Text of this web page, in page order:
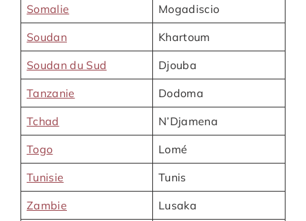
Somalie Mogadiscio
Soudan Khartoum
Soudan du Sud Djouba
Tanzanie Dodoma
Tchad N’Djamena
Togo Lomé
Tunisie Tunis
Zambie Lusaka